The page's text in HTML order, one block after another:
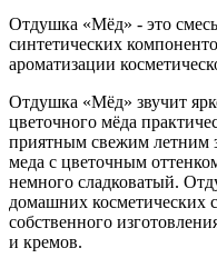
Отдушка «Мёд» - это
синтетических
ароматизации
Отдушка «Мёд» звучит
цветочного мёда
приятным свежим летним
меда с цветочным
немного сладковатый.
домашних косметических
собственного
и кремов.